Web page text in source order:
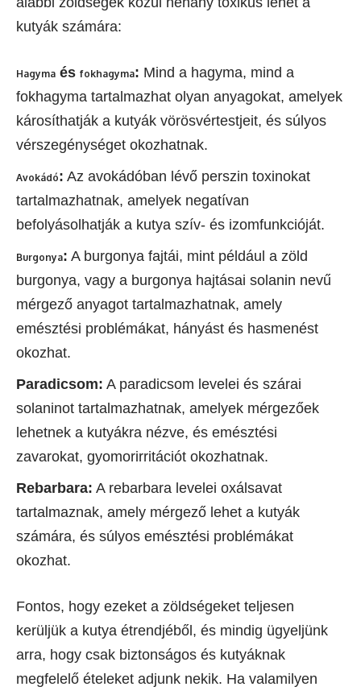
kutyák számára:
Hagyma és fokhagyma: Mind a hagyma, mind a
fokhagyma tartalmazhat olyan anyagokat, amelyek
károsíthatják a kutyák vörösvértestjeit, és súlyos
vérszegénységet okozhatnak.
Avokádó: Az avokádóban lévő perszin toxinokat
tartalmazhatnak, amelyek negatívan
befolyásolhatják a kutya szív- és izomfunkcióját.
Burgonya: A burgonya fajtái, mint például a zöld
burgonya, vagy a burgonya hajtásai solanin nevű
mérgező anyagot tartalmazhatnak, amely
emésztési problémákat, hányást és hasmenést
okozhat.
Paradicsom: A paradicsom levelei és szárai
solaninot tartalmazhatnak, amelyek mérgezőek
lehetnek a kutyákra nézve, és emésztési
zavarokat, gyomorirritációt okozhatnak.
Rebarbara: A rebarbara levelei oxálsavat
tartalmaznak, amely mérgező lehet a kutyák
számára, és súlyos emésztési problémákat
okozhat.
Fontos, hogy ezeket a zöldségeket teljesen
kerüljük a kutya étrendjéből, és mindig ügyeljünk
arra, hogy csak biztonságos és kutyáknak
megfelelő ételeket adjunk nekik. Ha valamilyen